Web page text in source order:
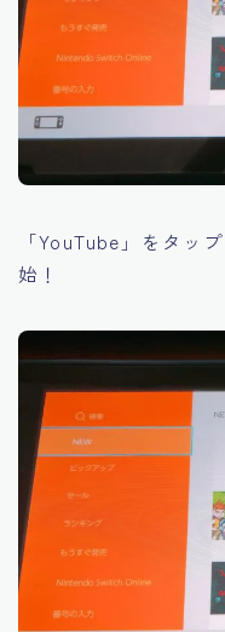
「YouTube」をタッ
始！